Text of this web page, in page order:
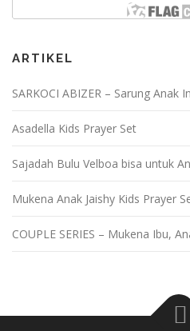
ARTIKEL
SARKOCI ABIZER – Sarung Anak
Asadella Kids Prayer Set
Sajadah Bulu Velboa bisa untuk
Mukena Anak Jaishy Kids Prayer
COUPLE SERIES – Mukena Ibu,